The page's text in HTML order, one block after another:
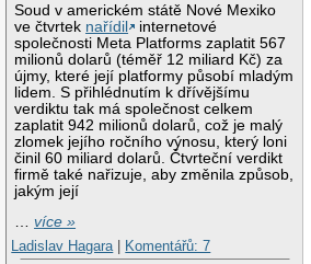
Soud v americkém státě Nové Mexiko
ve čtvrtek nařídil
internetové
společnosti Meta Platforms zaplatit 567
milionů dolarů (téměř 12 miliard Kč) za
újmy, které její platformy působí mladým
lidem. S přihlédnutím k dřívějšímu
verdiktu tak má společnost celkem
zaplatit 942 milionů dolarů, což je malý
zlomek jejího ročního výnosu, který loni
činil 60 miliard dolarů. Čtvrteční verdikt
firmě také nařizuje, aby změnila způsob,
jakým její
…více »
Ladislav Hagara
Komentářů: 7